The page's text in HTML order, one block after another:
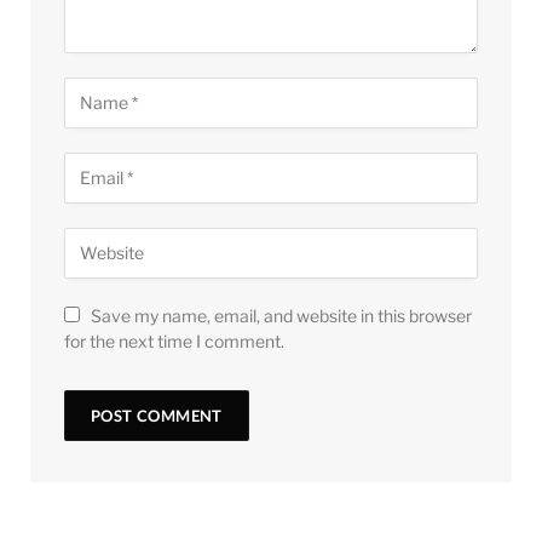
Save my name, email, and website in this browser
for the next time I comment.